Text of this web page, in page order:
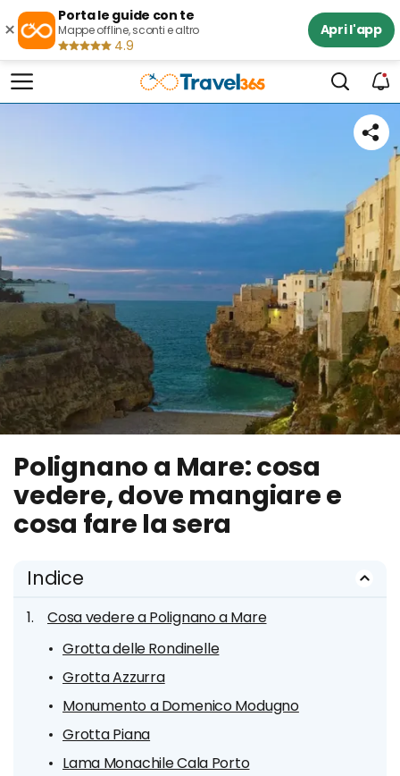
×
Porta le guide con te
Mappe offline, sconti e altro
4.9
Apri l'app
Polignano a Mare: cosa
vedere, dove mangiare e
cosa fare la sera
Indice
Cosa vedere a Polignano a Mare
Grotta delle Rondinelle
Grotta Azzurra
Monumento a Domenico Modugno
Grotta Piana
Lama Monachile Cala Porto